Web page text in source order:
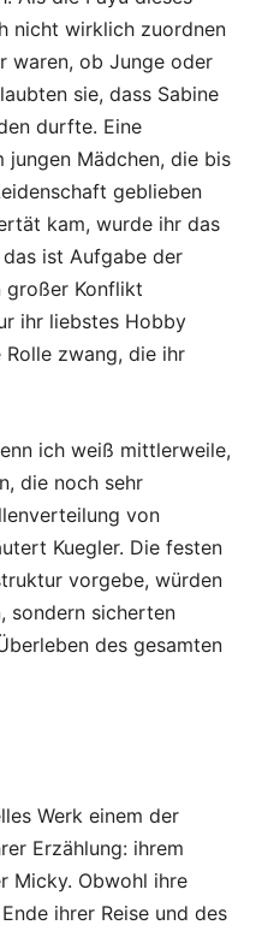
nicht wirklich zuordnen
waren, ob Junge oder
sie, dass Sabine
durfte. Eine
jungen Mädchen, die bis
geblieben
kam, wurde ihr das
ist Aufgabe der
großer Konflikt
ihr liebstes Hobby
zwang, die ihr
ich weiß mittlerweile,
die noch sehr
von
Kuegler. Die festen
vorgebe, würden
sondern sicherten
des gesamten
Werk einem der
Erzählung: ihrem
Micky. Obwohl ihre
ihrer Reise und des